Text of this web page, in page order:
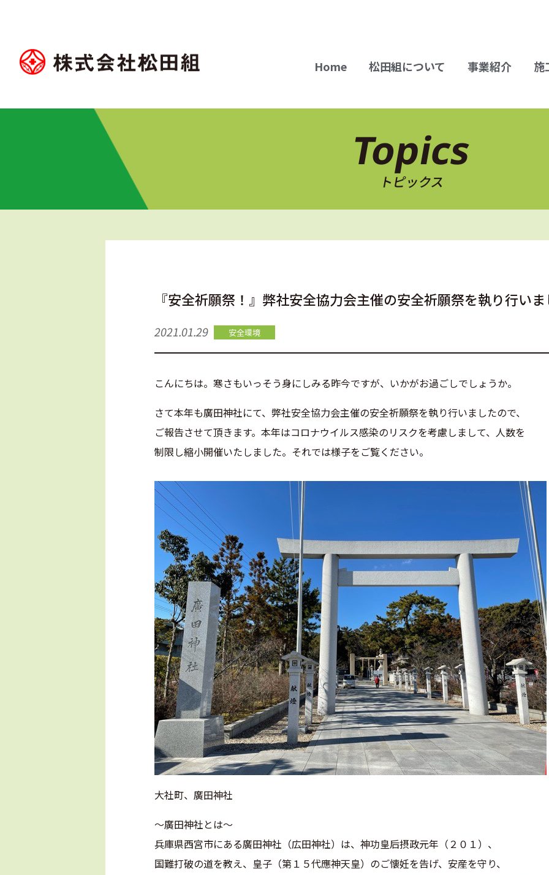
Home 松田組について 事業紹介 施
Topics
トピックス
『安全祈願祭！』弊社安全協力会主催の安全祈願祭を執り行い
2021.01.29 安全環境
こんにちは。寒さもいっそう身にしみる昨今ですが、いかがお過ごしでしょうか。
さて本年も廣田神社にて、弊社安全協力会主催の安全祈願祭を執り行いましたので、
ご報告させて頂きます。本年はコロナウイルス感染のリスクを考慮しまして、人数を
制限し縮小開催いたしました。それでは様子をご覧ください。
大社町、廣田神社
～廣田神社とは～
兵庫県西宮市にある廣田神社（広田神社）は、神功皇后摂政元年（２０１）、
国難打破の道を教え、皇子（第１５代應神天皇）のご懐妊を告げ、安産を守り、